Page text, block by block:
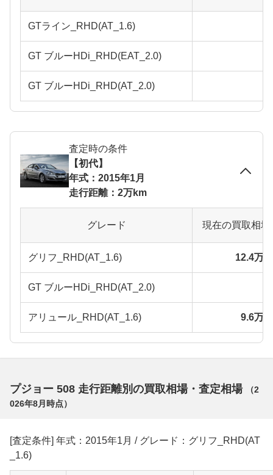
GTライン_RHD(AT_1.6)
GT ブルーHDi_RHD(EAT_2.0)
GT ブルーHDi_RHD(AT_2.0)
査定時の条件
【初代】
年式：2015年1月
走行距離：2万km
グレード 現在の買取相
グリフ_RHD(AT_1.6) 12.4万
GT ブルーHDi_RHD(AT_2.0)
アリュール_RHD(AT_1.6) 9.6万
プジョー 508 走行距離別の買取相場・査定相場 （2
026年8月 時点）
[査定条件] 年式：2015年1月 / グレード：グリフ_RHD(AT
_1.6)